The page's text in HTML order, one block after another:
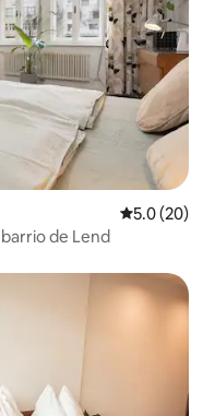
Calificación
5.0 (20)
de Lend